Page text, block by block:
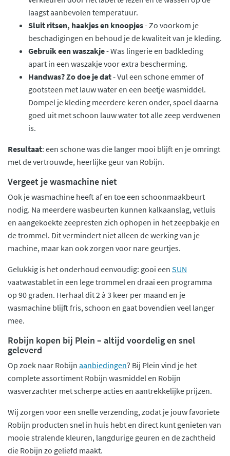
laagst aanbevolen temperatuur.
Sluit ritsen, haakjes en knoopjes- Zo voorkom je
beschadigingen en behoud je de kwaliteit van je kleding.
Gebruik een waszakje- Was lingerie en badkleding
apart in een waszakje voor extra bescherming.
Handwas? Zo doe je dat- Vul een schone emmer of
gootsteen met lauw water en een beetje wasmiddel.
Dompel je kleding meerdere keren onder, spoel daarna
goed uit met schoon lauw water tot alle zeep verdwenen
is.
Resultaat: een schone was die langer mooi blijft en je omringt
met de vertrouwde, heerlijke geur van Robijn.
Vergeet je wasmachine niet
Ook je wasmachine heeft af en toe een schoonmaakbeurt
nodig. Na meerdere wasbeurten kunnen kalkaanslag, vetluis
en aangekoekte zeepresten zich ophopen in het zeepbakje en
de trommel. Dit vermindert niet alleen de werking van je
machine, maar kan ook zorgen voor nare geurtjes.
Gelukkig is het onderhoud eenvoudig: gooi een SUN
vaatwastablet in een lege trommel en draai een programma
op 90 graden. Herhaal dit 2 à 3 keer per maand en je
wasmachine blijft fris, schoon en gaat bovendien veel langer
mee.
Robijn kopen bij Plein – altijd voordelig en snel
geleverd
Op zoek naar Robijn aanbiedingen? Bij Plein vind je het
complete assortiment Robijn wasmiddel en Robijn
wasverzachter met scherpe acties en aantrekkelijke prijzen.
Wij zorgen voor een snelle verzending, zodat je jouw favoriete
Robijn producten snel in huis hebt en direct kunt genieten van
mooie stralende kleuren, langdurige geuren en de zachtheid
die Robijn zo geliefd maakt.